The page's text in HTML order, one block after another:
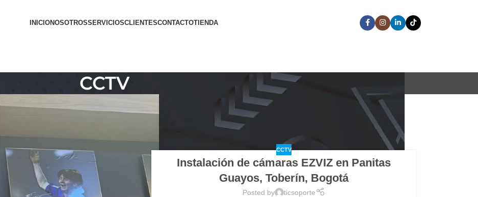
INICIONOSOTROSSERVICIOSCLIENTESCONTACTOTIENDA
CCTV
CCTV
Instalación de cámaras EZVIZ en Panitas
Guayos, Toberín, Bogotá
Posted by
ticsoporte